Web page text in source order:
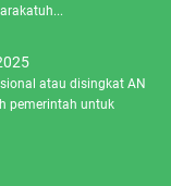
atau disingkat AN
pemerintah untuk